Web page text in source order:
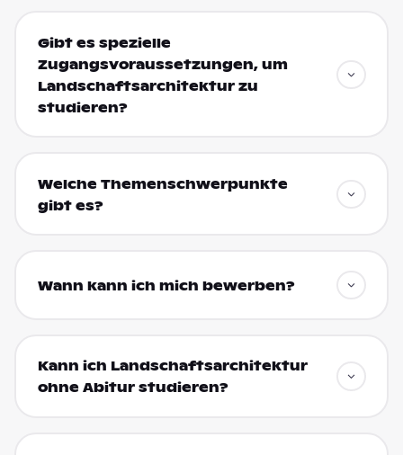
Gibt es spezielle
Zugangsvoraussetzungen, um
Landschaftsarchitektur zu
studieren?
Welche Themenschwerpunkte
gibt es?
Wann kann ich mich bewerben?
Kann ich Landschaftsarchitektur
ohne Abitur studieren?